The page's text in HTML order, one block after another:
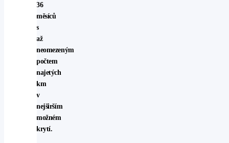
36
měsíců
s
až
neomezeným
počtem
najetých
km
v
nejširším
možném
krytí.